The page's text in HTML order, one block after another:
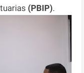
(PBIP).